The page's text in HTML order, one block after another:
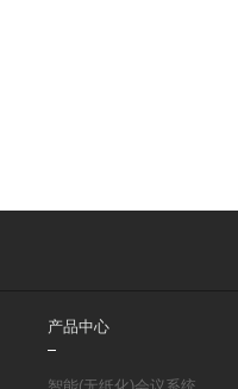
产品中心